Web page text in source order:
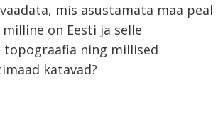
mis asustamata maa peal
on Eesti ja selle
topograafia ning millised
katavad?